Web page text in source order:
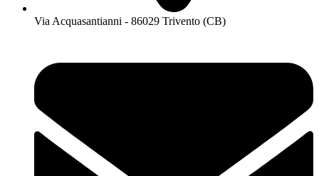
Via Acquasantianni - 86029 Trivento (CB)